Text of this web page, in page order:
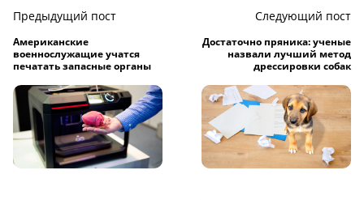
Предыдущий пост
Американские
военнослужащие учатся
печатать запасные органы
Следующий пост
Достаточно пряника: ученые
назвали лучший метод
дрессировки собак